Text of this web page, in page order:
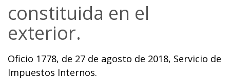
constituida en el
exterior.
Oficio 1778, de 27 de agosto de 2018, Servicio de
Impuestos Internos.